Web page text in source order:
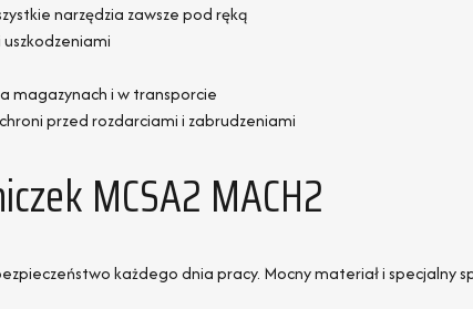
narzędzia zawsze pod ręką
magazynach i w transporcie
przed rozdarciami i zabrudzeniami
MCSA2 MACH2
każdego dnia pracy. Mocny materiał i specjalny